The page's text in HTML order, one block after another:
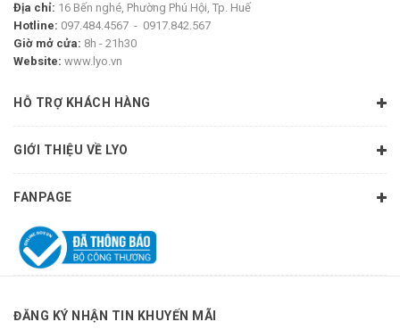
Địa chỉ: 16 Bến nghé, Phường Phú Hội, Tp. Huế
Hotline: 097.484.4567 - 0917.842.567
Giờ mở cửa: 8h - 21h30
Website: www.lyo.vn
HỖ TRỢ KHÁCH HÀNG
GIỚI THIỆU VỀ LYO
FANPAGE
ĐĂNG KÝ NHẬN TIN KHUYẾN MÃI